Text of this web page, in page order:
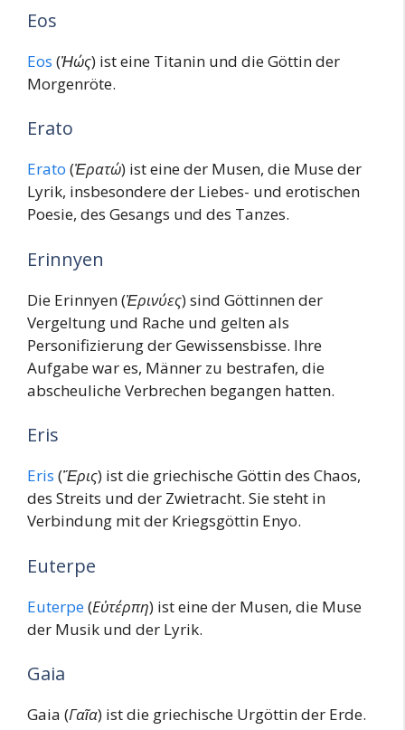
Eos
Eos (Ἠώς) ist eine Titanin und die Göttin der
Morgenröte.
Erato
Erato (Ἐρατώ) ist eine der Musen, die Muse der
Lyrik, insbesondere der Liebes- und erotischen
Poesie, des Gesangs und des Tanzes.
Erinnyen
Die Erinnyen (Ἐρινύες) sind Göttinnen der
Vergeltung und Rache und gelten als
Personifizierung der Gewissensbisse. Ihre
Aufgabe war es, Männer zu bestrafen, die
abscheuliche Verbrechen begangen hatten.
Eris
Eris (Ἔρις) ist die griechische Göttin des Chaos,
des Streits und der Zwietracht. Sie steht in
Verbindung mit der Kriegsgöttin Enyo.
Euterpe
Euterpe(Εὐτέρπη) ist eine der Musen, die Muse
der Musik und der Lyrik.
Gaia
Gaia (Γαῖα) ist die griechische Urgöttin der Erde.